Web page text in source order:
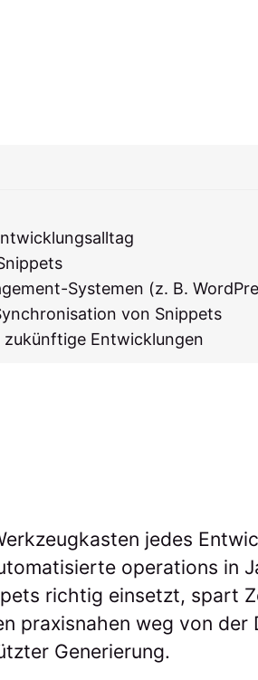
Systemen (z. B.
von Snippets
Entwicklungen
jedes
operations in
richtig einsetzt, spart
praxisnahen weg von der
Generierung.